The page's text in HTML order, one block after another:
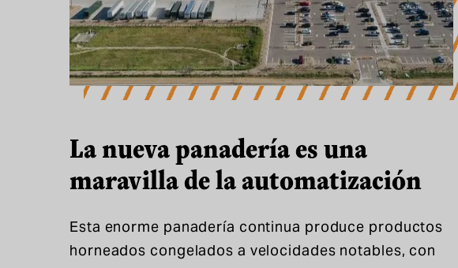
La nueva panadería es una
maravilla de la automatización
Esta enorme panadería continua produce productos
horneados congelados a velocidades notables, con